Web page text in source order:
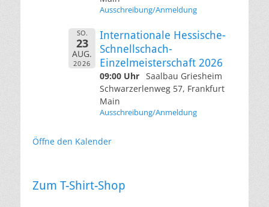
Ausschreibung/Anmeldung
SO.
23
AUG.
2026
Internationale Hessische-
Schnellschach-
Einzelmeisterschaft 2026
09:00 Uhr Saalbau Griesheim
Schwarzerlenweg 57, Frankfurt
Main
Ausschreibung/Anmeldung
Öffne den Kalender
Zum T-Shirt-Shop